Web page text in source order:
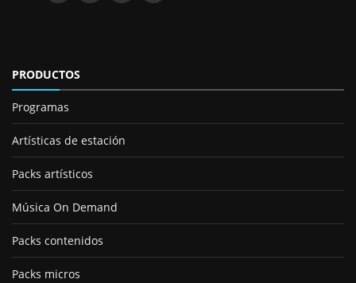
PRODUCTOS
Programas
Artísticas de estación
Packs artísticos
Música On Demand
Packs contenidos
Packs micros